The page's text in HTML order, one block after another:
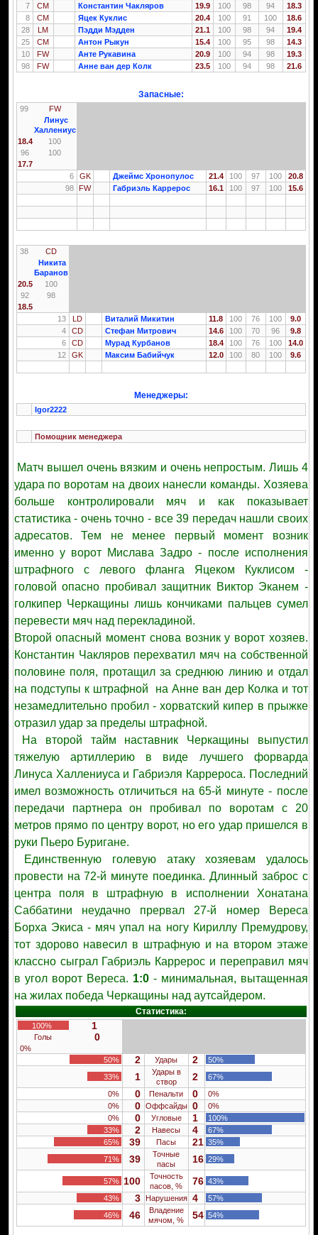
7
CM Константин Чакляров 19.9 100 98 94
18.3
8
CM Яцек Куклис 20.4 100 91 100
18.6
28
LM Пэдди Мэдден 21.1 100 98 94
19.4
25
CM Антон Рыкун 15.4 100 95 98
14.3
10
FW Анте Рукавина 20.9 100 94 98
19.3
98
FW Анне ван дер Колк 23.5 100 94 98 21.6
Запасные:
99
FW
Линус
Халлениус
18.4
100
96
100
17.7
6
GK Джеймс Хронопулос 21.4 100 97 100
20.8
98
FW Габриэль Каррерос 16.1 100 97 100 15.6
38
CD
Никита
Баранов
20.5
100
92
98
18.5
13
LD Виталий Микитин 11.8 100 76 100
9.0
4
CD Стефан Митрович 14.6 100 70 96
9.8
6
CD Мурад Курбанов 18.4 100 76 100
14.0
12
GK Максим Бабийчук 12.0 100 80 100 9.6
Менеджеры:
Igor2222
Помощник менеджера
Матч вышел очень вязким и очень непростым. Лишь 4
удара по воротам на двоих нанесли команды. Хозяева
больше контролировали мяч и как показывает
статистика - очень точно - все 39 передач нашли своих
адресатов. Тем не менее первый момент возник
именно у ворот Мислава Задро - после исполнения
штрафного с левого фланга Яцеком Куклисом -
головой опасно пробивал защитник Виктор Эканем -
голкипер Черкащины лишь кончиками пальцев сумел
перевести мяч над перекладиной.
Второй опасный момент снова возник у ворот хозяев.
Константин Чакляров перехватил мяч на собственной
половине поля, протащил за среднюю линию и отдал
на подступы к штрафной на Анне ван дер Колка и тот
незамедлительно пробил - хорватский кипер в прыжке
отразил удар за пределы штрафной.
На второй тайм наставник Черкащины выпустил
тяжелую артиллерию в виде лучшего форварда
Линуса Халлениуса и Габриэля Каррероса. Последний
имел возможность отличиться на 65-й минуте - после
передачи партнера он пробивал по воротам с 20
метров прямо по центру ворот, но его удар пришелся в
руки Пьеро Буригане.
Единственную голевую атаку хозяевам удалось
провести на 72-й минуте поединка. Длинный заброс с
центра поля в штрафную в исполнении Хонатана
Саббатини неудачно прервал 27-й номер Вереса
Борха Экиса - мяч упал на ногу Кириллу Премудрову,
тот здорово навесил в штрафную и на втором этаже
классно сыграл Габриэль Каррерос и переправил мяч
в угол ворот Вереса. 1:0- минимальная, вытащенная
на жилах победа Черкащины над аутсайдером.
Статистика:
100% 1
Голы 0
0%
50%
2 Удары 2
50%
33%
1
Удары в
створ
2
67%
0%
0 Пенальти 0
0%
0%
0 Оффсайды 0
0%
0%
0 Угловые 1
100%
33%
2 Навесы 4
67%
65%
39 Пасы 21 35%
71%
39
Точные
пасы
16 29%
57% 100
Точность
пасов, %
76 43%
43%
3 Нарушения 4
57%
46%
46
Владение
мячом, %
54 54%